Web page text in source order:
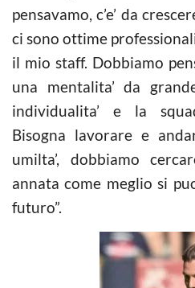
pensavamo, c’e’ da
ci sono ottime
il mio staff. Dobbiamo
una mentalita’ da
individualita’ e la
Bisogna lavorare e
umilta’, dobbiamo
annata come meglio si
futuro”.